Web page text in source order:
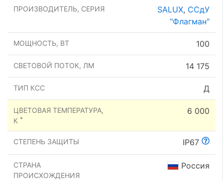
ПРОИЗВОДИТЕЛЬ, СЕРИЯ SALUX, ССдУ
"Флагман"
МОЩНОСТЬ, ВТ 100
СВЕТОВОЙ ПОТОК, ЛМ 14 175
ТИП КСС Д
ЦВЕТОВАЯ ТЕМПЕРАТУРА,
К *
6 000
СТЕПЕНЬ ЗАЩИТЫ IP67
СТРАНА
ПРОИСХОЖДЕНИЯ
Россия